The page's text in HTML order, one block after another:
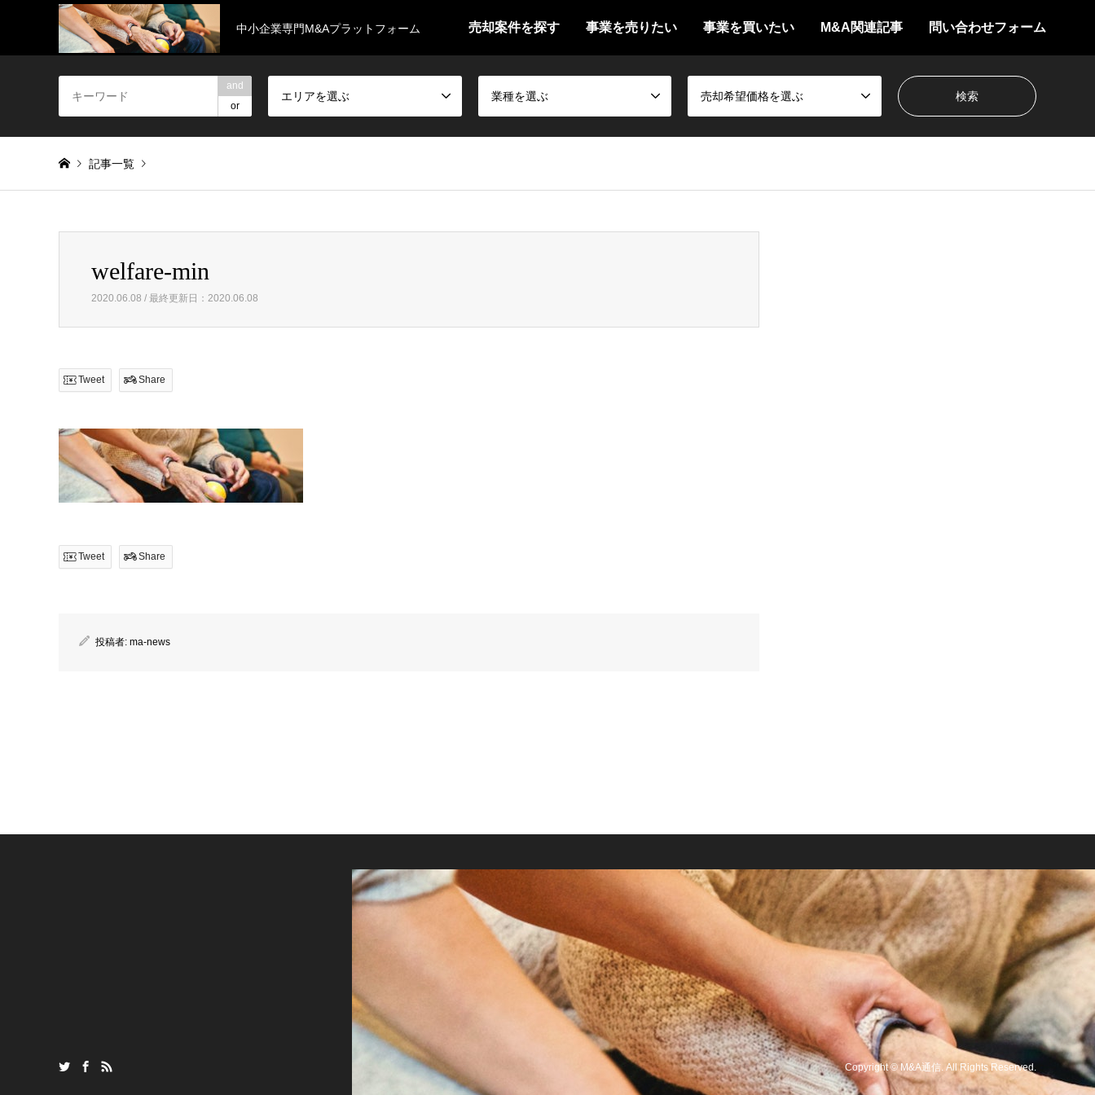
中小企業専門M&Aプラットフォーム 売却案件を探す 事業を売りたい 事業を買いたい M&A関連記事 問い合わせフォーム
and
or
エリアを選ぶ 業種を選ぶ 売却希望価格を選ぶ
記事一覧
welfare-minwelfare-min
2020.06.08 / 最終更新日：2020.06.08
Tweet Share
Tweet Share
投稿者: ma-news
Copyright©M&A通信 . All Rights Reserved.